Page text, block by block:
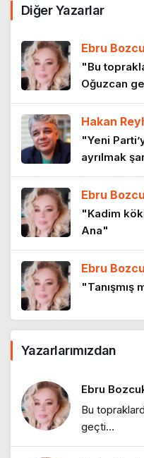
maviyle
Hayalet
sessiz
1 yıl önce
Mavi
Mavi
1 yıl önce
Deniz:
Diğer Yazarlar
Ebru
"Bu
Oğuzcan
Hakan
"Yeni
ayrılmak
Ebru
"Kadim
Ana"
Ebru
"Tanışmış
"Bir sabah
Ebru
"Bir
Yazarlarımızdan
Ebru
Bu
geçti…